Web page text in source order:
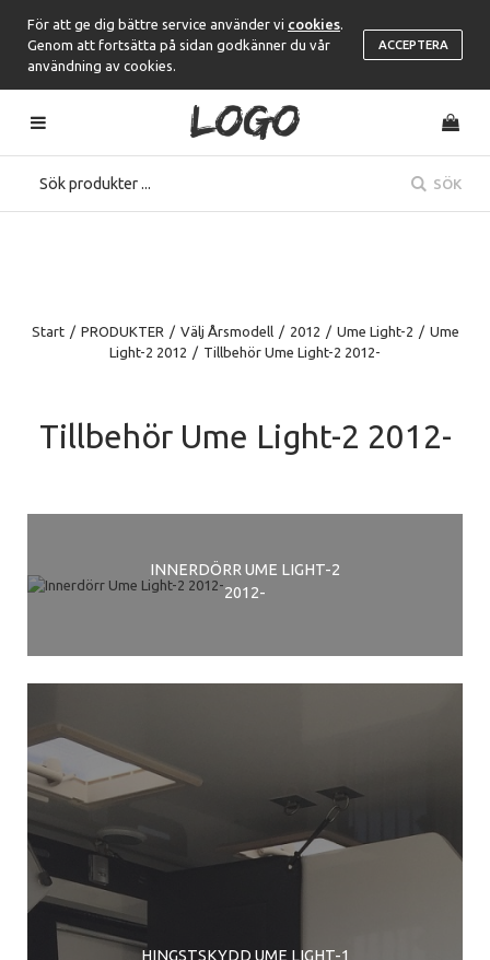
För att ge dig bättre service använder vi cookies
Genom att fortsätta på sidan godkänner du vår
användning av cookies.
ACCEPTERA
SÖK
Start / PRODUKTER / Välj Årsmodell / 2012 / Ume Light-2 / Ume
Light-2 2012 / Tillbehör Ume Light-2 2012-
Tillbehör Ume Light-2 2012-
INNERDÖRR UME LIGHT-2
2012-
HINGSTSKYDD UME LIGHT-1